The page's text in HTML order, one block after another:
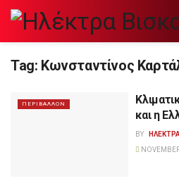
Tag: Κωνσταντίνος
ΠΕΡΙΒΑΛΛΟΝ
και η
BY